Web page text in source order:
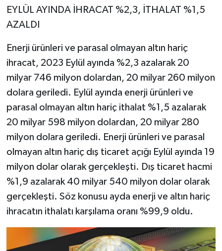
EYLÜL AYINDA İHRACAT %2,3, İTHALAT %1,5
AZALDI
Enerji ürünleri ve parasal olmayan altın hariç
ihracat, 2023 Eylül ayında %2,3 azalarak 20
milyar 746 milyon dolardan, 20 milyar 260 milyon
dolara geriledi. Eylül ayında enerji ürünleri ve
parasal olmayan altın hariç ithalat %1,5 azalarak
20 milyar 598 milyon dolardan, 20 milyar 280
milyon dolara geriledi. Enerji ürünleri ve parasal
olmayan altın hariç dış ticaret açığı Eylül ayında 19
milyon dolar olarak gerçekleşti. Dış ticaret hacmi
%1,9 azalarak 40 milyar 540 milyon dolar olarak
gerçekleşti. Söz konusu ayda enerji ve altın hariç
ihracatın ithalatı karşılama oranı %99,9 oldu.